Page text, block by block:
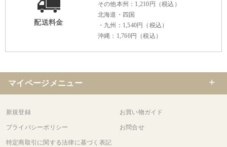
配送料金
その他本州：1,210円（税込）
北海道・四国
・九州：1,540円（税込）
沖縄：1,760円（税込）
マイページメニュー
新規登録 お買い物ガイド
プライバシーポリシー お問合せ
特定商取引に関する法律に基づく表記